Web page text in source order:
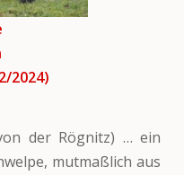
2024)
der Rögnitz) … ein
mutmaßlich aus